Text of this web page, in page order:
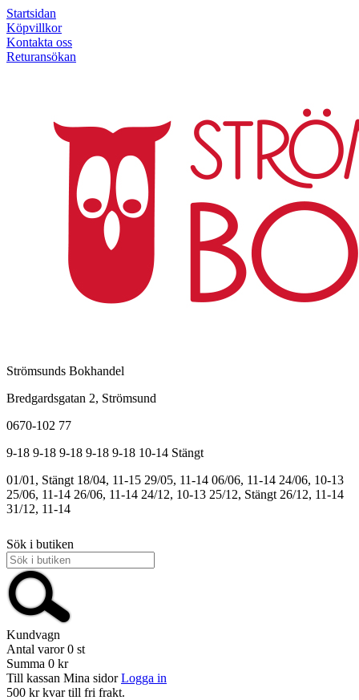
Startsidan
Köpvillkor
Kontakta oss
Returansökan
Strömsunds Bokhandel
Bredgardsgatan 2, Strömsund
0670-102 77
9-18 9-18 9-18 9-18 9-18 10-14 Stängt
01/01, Stängt 18/04, 11-15 29/05, 11-14 06/06, 11-14 24/06, 10-13
25/06, 11-14 26/06, 11-14 24/12, 10-13 25/12, Stängt 26/12, 11-14
31/12, 11-14
Sök i butiken
Kundvagn
Antal varor 0 st
Summa 0 kr
Till kassan Mina sidor Logga in
500 kr kvar till fri frakt.